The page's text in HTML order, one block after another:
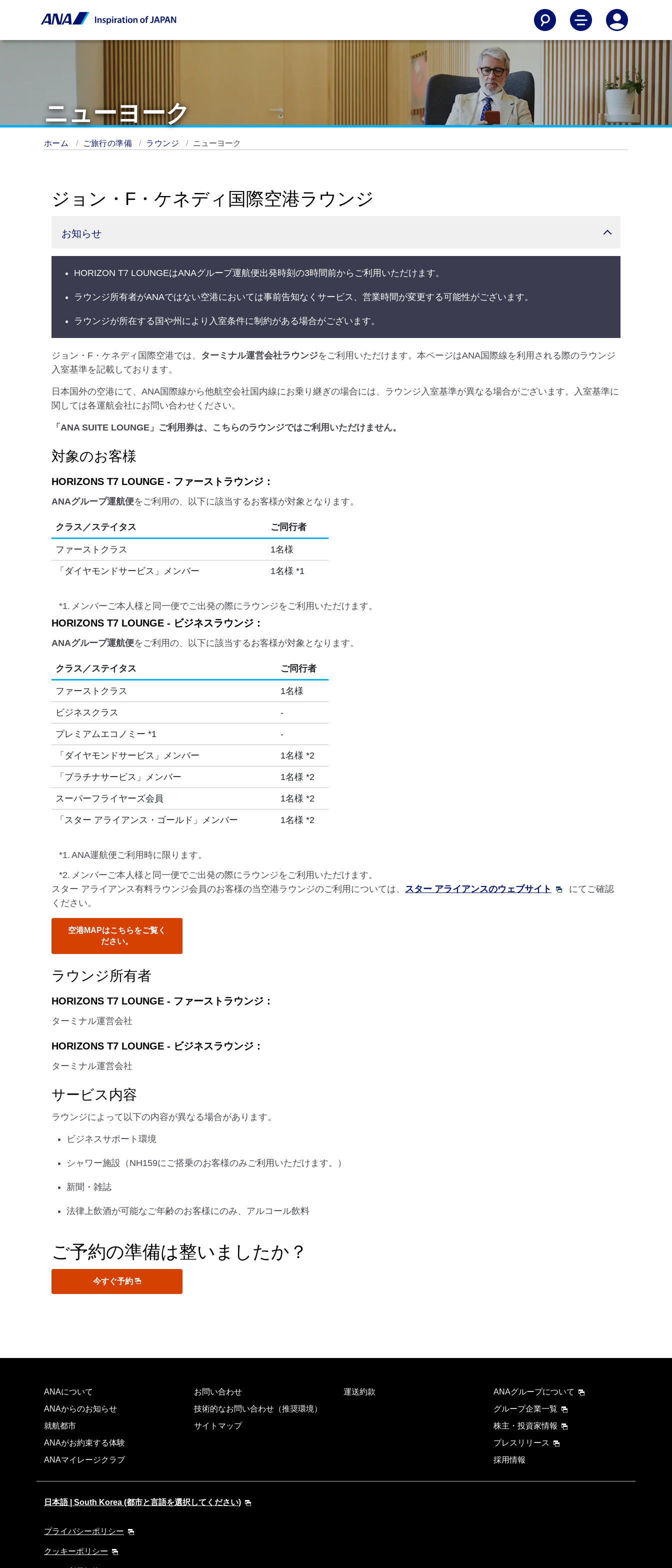
ニューヨーク
ホーム ご旅行の準備 ラウンジ ニューヨーク
ジョン・F・ケネディ国際空港ラウンジ
お知らせ
HORIZON T7 LOUNGEはANAグループ運航便出発時刻の3時間前からご利用いただけます。
ラウンジ所有者がANAではない空港においては事前告知なくサービス、営業時間が変更する可能性がございます。
ラウンジが所在する国や州により入室条件に制約がある場合がございます。
ジョン・F・ケネディ国際空港では、 ターミナル運営会社ラウンジをご利用いただけます。本ページはANA国際線を利用される際のラウンジ
入室基準を記載しております。
日本国外の空港にて、ANA国際線から他航空会社国内線にお乗り継ぎの場合には、ラウンジ入室基準が異なる場合がございます。入室基準に
関しては各運航会社にお問い合わせください。
「ANA SUITE LOUNGE」ご利用券は、こちらのラウンジではご利用いただけません。
対象のお客様
HORIZONS T7 LOUNGE - ファーストラウンジ：
ANAグループ運航便をご利用の、以下に該当するお客様が対象となります。
クラス／ステイタス ご同行者
ファーストクラス 1名様
「ダイヤモンドサービス」メンバー 1名様 *1
*1. メンバーご本人様と同一便でご出発の際にラウンジをご利用いただけます。
HORIZONS T7 LOUNGE - ビジネスラウンジ：
ANAグループ運航便をご利用の、以下に該当するお客様が対象となります。
クラス／ステイタス ご同行者
ファーストクラス 1名様
ビジネスクラス -
プレミアムエコノミー *1 -
「ダイヤモンドサービス」メンバー 1名様 *2
「プラチナサービス」メンバー 1名様 *2
スーパーフライヤーズ会員 1名様 *2
「スター アライアンス・ゴールド」メンバー 1名様 *2
*1. ANA運航便ご利用時に限ります。
*2. メンバーご本人様と同一便でご出発の際にラウンジをご利用いただけます。
スター アライアンス有料ラウンジ会員のお客様の当空港ラウンジのご利用については、 スター アライアンスのウェブサイト
にてご確認
ください。
空港MAPはこちらをご覧く
ださい。
ラウンジ所有者
HORIZONS T7 LOUNGE - ファーストラウンジ：
ターミナル運営会社
HORIZONS T7 LOUNGE - ビジネスラウンジ：
ターミナル運営会社
サービス内容
ラウンジによって以下の内容が異なる場合があります。
ビジネスサポート環境
シャワー施設（NH159にご搭乗のお客様のみご利用いただけます。）
新聞・雑誌
法律上飲酒が可能なご年齢のお客様にのみ、アルコール飲料
ご予約の準備は整いましたか？
今すぐ予約
ANAについて
ANAからのお知らせ
就航都市
ANAがお約束する体験
ANAマイレージクラブ
お問い合わせ
技術的なお問い合わせ（推奨環境）
サイトマップ
運送約款
ANAグループについて
グループ企業一覧
株主・投資家情報
プレスリリース
採用情報
日本語 | South Korea (都市と言語を選択してください)
プライバシーポリシー
クッキーポリシー